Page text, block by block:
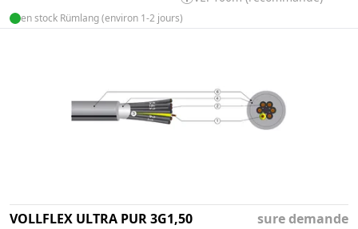
en stock Rümlang (environ 1-2 jours)
VOLLFLEX ULTRA PUR 3G1,50
sure demande